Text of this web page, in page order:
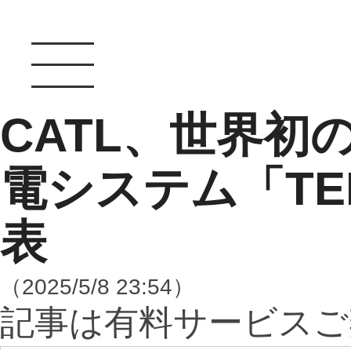
CATL、世界初
電システム「
表
（2025/5/8 23:54）
記事は有料サービス